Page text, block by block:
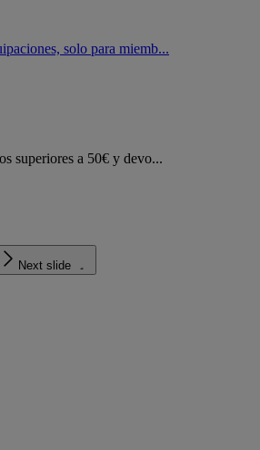
solo para miemb...
superiores a 50€ y devo...
Next slide